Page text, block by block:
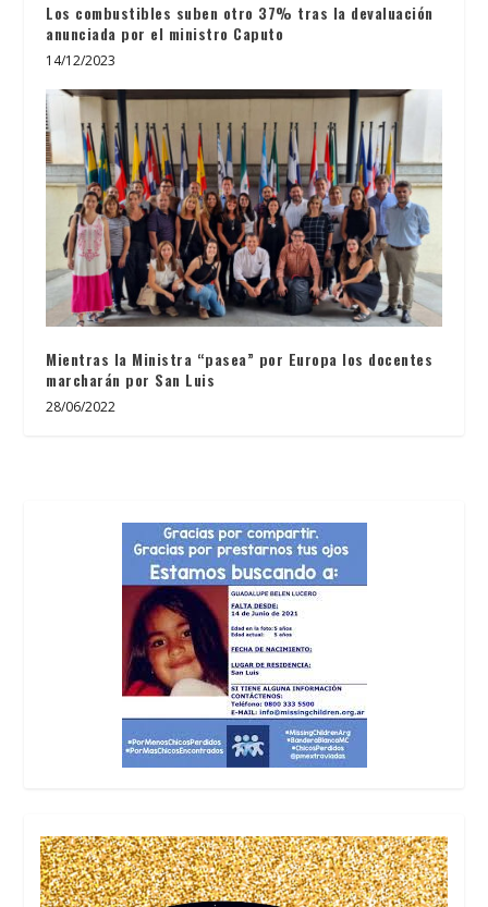
Los combustibles suben otro 37% tras la devaluación
anunciada por el ministro Caputo
14/12/2023
Mientras la Ministra “pasea” por Europa los docentes
marcharán por San Luis
28/06/2022